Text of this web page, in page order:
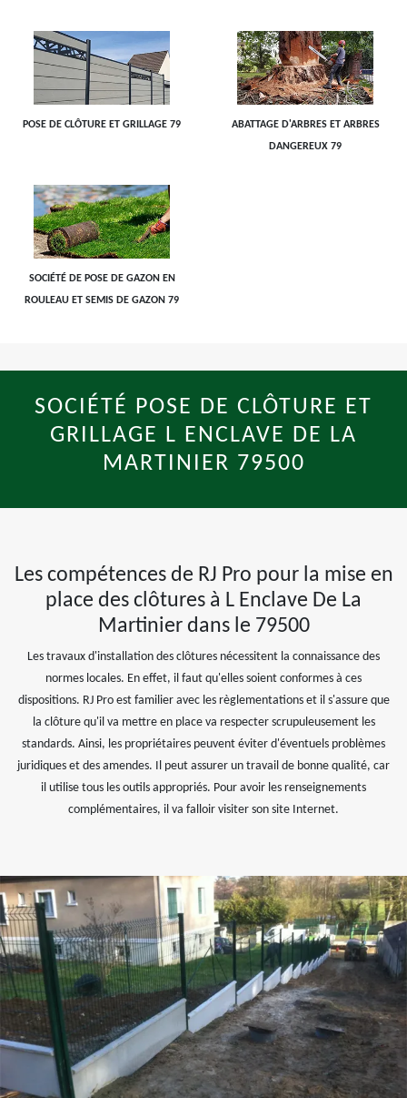
POSE DE CLÔTURE ET GRILLAGE 79
ABATTAGE D'ARBRES ET ARBRES
DANGEREUX 79
SOCIÉTÉ DE POSE DE GAZON EN
ROULEAU ET SEMIS DE GAZON 79
SOCIÉTÉ POSE DE CLÔTURE ET
GRILLAGE L ENCLAVE DE LA
MARTINIER 79500
Les compétences de RJ Pro pour la mise en
place des clôtures à L Enclave De La
Martinier dans le 79500
Les travaux d'installation des clôtures nécessitent la connaissance des
normes locales. En effet, il faut qu'elles soient conformes à ces
dispositions. RJ Pro est familier avec les règlementations et il s'assure que
la clôture qu'il va mettre en place va respecter scrupuleusement les
standards. Ainsi, les propriétaires peuvent éviter d'éventuels problèmes
juridiques et des amendes. Il peut assurer un travail de bonne qualité, car
il utilise tous les outils appropriés. Pour avoir les renseignements
complémentaires, il va falloir visiter son site Internet.